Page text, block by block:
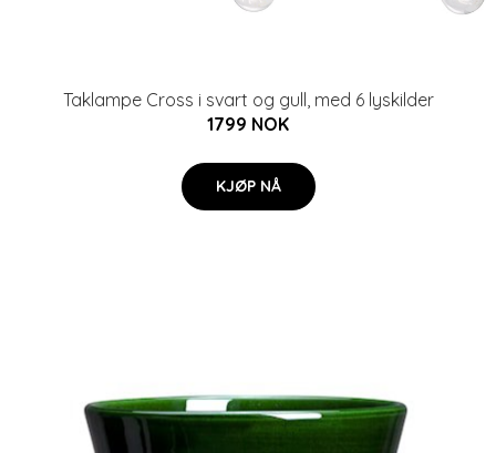
Taklampe Cross i svart og gull, med 6 lyskilder
1799 NOK
KJØP NÅ